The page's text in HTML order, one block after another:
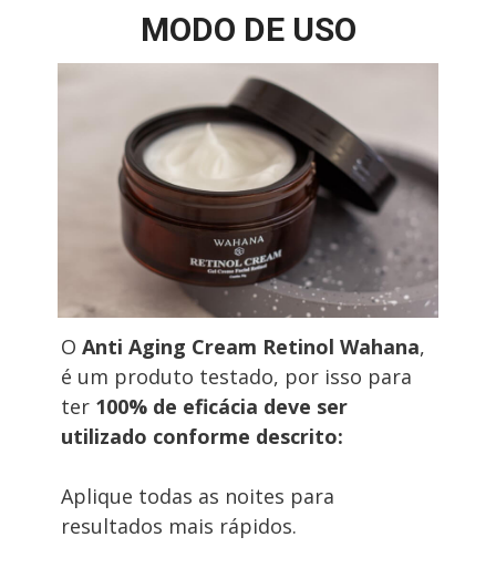
MODO DE USO
O Anti Aging Cream Retinol Wahana,
é um produto testado, por isso para
ter 100% de eficácia deve ser
utilizado conforme descrito:
Aplique todas as noites para
resultados mais rápidos.